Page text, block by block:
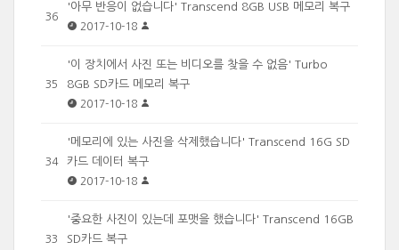
36
'아무 반응이 없습니다' Transcend 8GB USB 메모리 복구
2017-10-18
35
'이 장치에서 사진 또는 비디오를 찾을 수 없음' Turbo
8GB SD카드 메모리 복구
2017-10-18
34
'메모리에 있는 사진을 삭제했습니다' Transcend 16G SD
카드 데이터 복구
2017-10-18
33
'중요한 사진이 있는데 포맷을 했습니다' Transcend 16GB
SD카드 복구